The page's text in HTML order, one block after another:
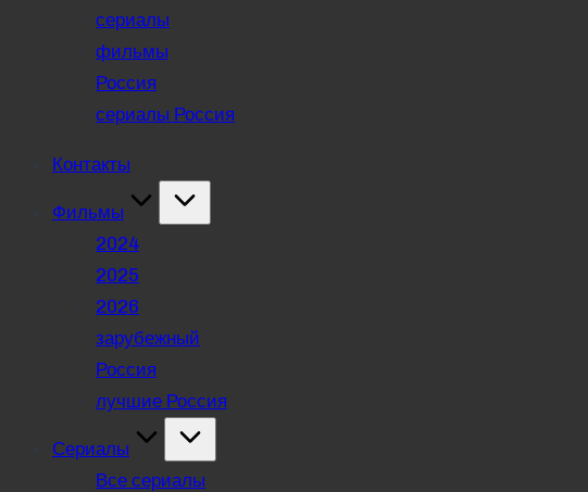
сериалы
фильмы
Россия
сериалы Россия
Контакты
Фильмы
2024
2025
2026
зарубежный
Россия
лучшие Россия
Сериалы
Все сериалы